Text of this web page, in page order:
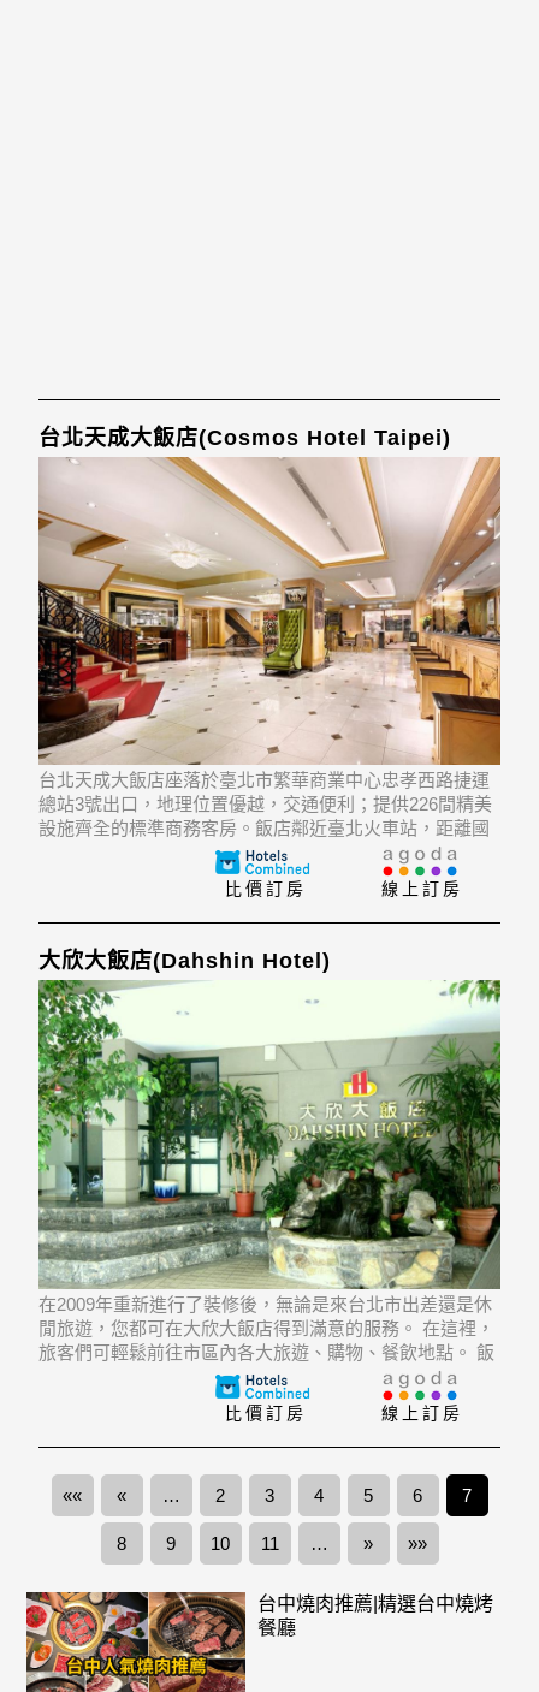
台北天成大飯店(Cosmos Hotel Taipei)
台北天成大飯店座落於臺北市繁華商業中心忠孝西路捷運
總站3號出口，地理位置優越，交通便利；提供226間精美
設施齊全的標準商務客房。飯店鄰近臺北火車站，距離國
際機場僅40分鐘車程。飯店設有咖啡廳、義式冰品、會議
廳、藝品店、理髮廳、花店、便利商店等等；二、三樓為
中餐廳，並設有自助早餐廳、12間KTV包廂，
線上訂房
比價訂房
大欣大飯店(Dahshin Hotel)
在2009年重新進行了裝修後，無論是來台北市出差還是休
閒旅遊，您都可在大欣大飯店得到滿意的服務。 在這裡，
旅客們可輕鬆前往市區內各大旅遊、購物、餐飲地點。 飯
店的客人能在遊覽Yulinxin Tea Garden, Anta, Royal
Bakery-Hotel Royal Taipei等經典景點
線上訂房
比價訂房
«« « … 2 3 4 5 6 7
8 9 10 11 … » »»
台中燒肉推薦|精選台中燒烤
餐廳